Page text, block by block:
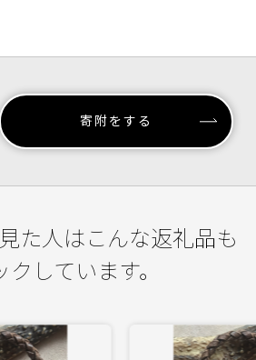
寄附をする
た人はこんな返礼品も
クしています。